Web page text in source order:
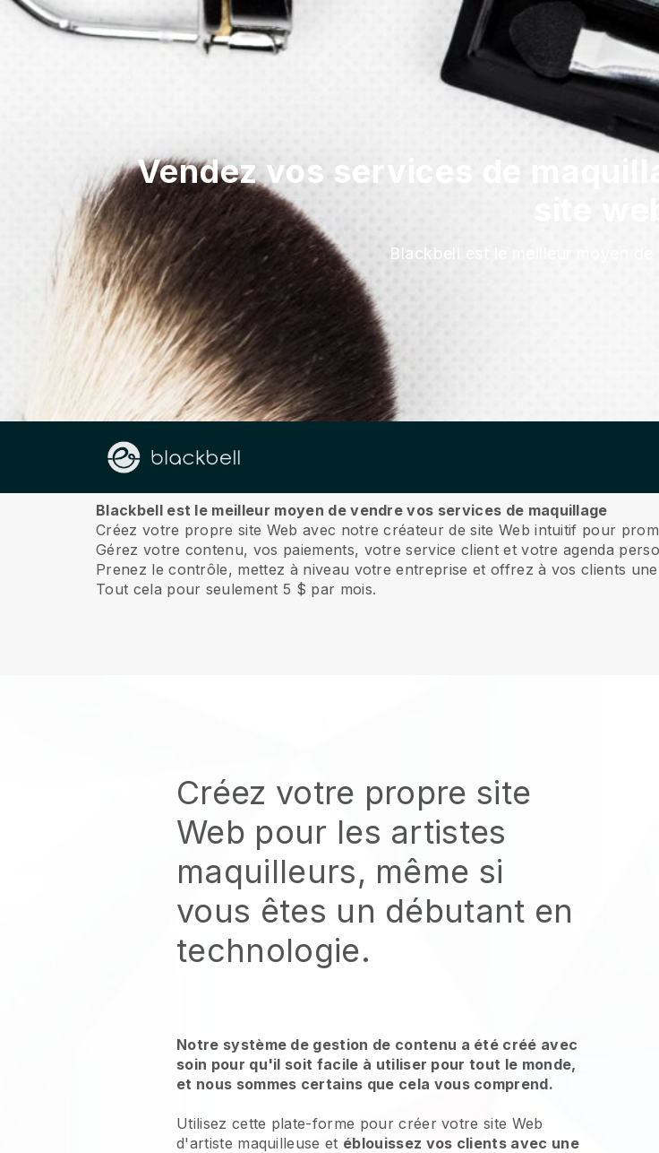
Vendez vos services de
Blackbell est le meilleur moyen de
À propos de nous
Blackbell est le meilleur moyen de vendre vos services de maquillage
Créez votre propre site Web avec notre créateur de site Web intuitif pour
Gérez votre contenu, vos paiements, votre service client et votre agenda
Prenez le contrôle, mettez à niveau votre entreprise et offrez à vos clients
Tout cela pour seulement 5 $ par mois.
Créez votre propre site
Web pour les artistes
maquilleurs, même si
vous êtes un débutant en
technologie.
Notre système de gestion de contenu a été créé avec
soin pour qu'il soit facile à utiliser pour tout le monde,
et nous sommes certains que cela vous comprend.
Utilisez cette plate-forme pour créer votre site Web
d'artiste maquilleuse et éblouissez vos clients avec une